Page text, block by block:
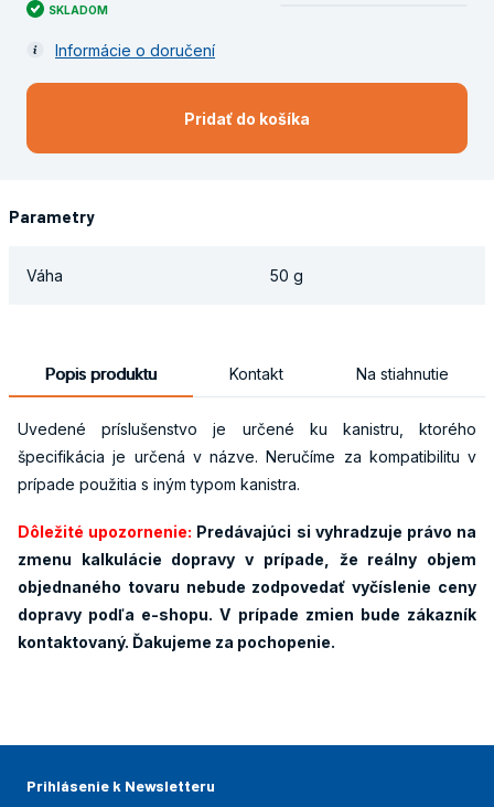
SKLADOM
Informácie o doručení
Pridať do košíka
Parametry
Váha 50 g
Popis produktu Kontakt Na stiahnutie
Uvedené príslušenstvo je určené ku kanistru, ktorého
špecifikácia je určená v názve. Neručíme za kompatibilitu v
prípade použitia s iným typom kanistra.
Dôležité upozornenie: Predávajúci si vyhradzuje právo na
zmenu kalkulácie dopravy v prípade, že reálny objem
objednaného tovaru nebude zodpovedať vyčíslenie ceny
dopravy podľa e-shopu. V prípade zmien bude zákazník
kontaktovaný. Ďakujeme za pochopenie.
Prihlásenie k Newsletteru